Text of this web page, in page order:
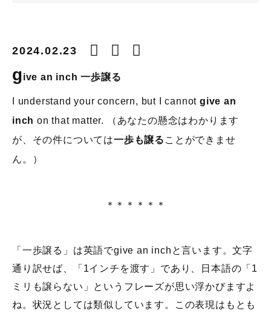
2024.02.23
give an inch一歩譲る
I understand your concern, but I cannot give an
inch on that matter. （あなたの懸念はわかります
が、その件については一歩も譲る ことができませ
ん。）
＊＊＊＊＊＊
「一歩譲る」は英語でgive an inchと言います。文字
通り訳せば、「1インチを渡す」であり、日本語の「1
ミリも譲らない」というフレーズが思い浮かびますよ
ね。状況としては類似しています。この表現はもとも